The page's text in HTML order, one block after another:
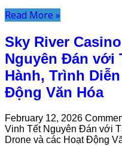
Read More »
Sky River
Nguyên Đán với
Hành, Trình
Động Văn Hóa
February 12, 2026
Vinh Tết Nguyên Đán với
Drone và các Hoạt Động